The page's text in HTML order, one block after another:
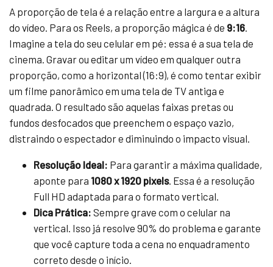
A proporção de tela é a relação entre a largura e a altura
do vídeo. Para os Reels, a proporção mágica é de 9:16.
Imagine a tela do seu celular em pé: essa é a sua tela de
cinema. Gravar ou editar um vídeo em qualquer outra
proporção, como a horizontal (16:9), é como tentar exibir
um filme panorâmico em uma tela de TV antiga e
quadrada. O resultado são aquelas faixas pretas ou
fundos desfocados que preenchem o espaço vazio,
distraindo o espectador e diminuindo o impacto visual.
Resolução Ideal: Para garantir a máxima qualidade,
aponte para 1080 x 1920 pixels. Essa é a resolução
Full HD adaptada para o formato vertical.
Dica Prática: Sempre grave com o celular na
vertical. Isso já resolve 90% do problema e garante
que você capture toda a cena no enquadramento
correto desde o início.